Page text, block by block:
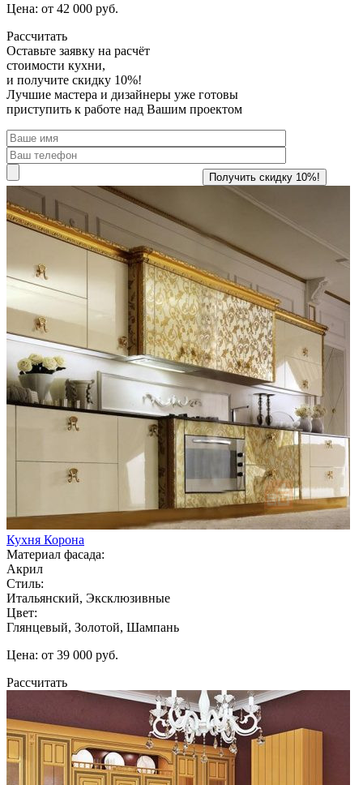
Цена: от 42 000 руб.
Рассчитать
Оставьте заявку на расчёт
стоимости кухни,
и получите скидку 10%!
Лучшие мастера и дизайнеры уже готовы
приступить к работе над Вашим проектом
Кухня Корона
Материал фасада:
Акрил
Стиль:
Итальянский, Эксклюзивные
Цвет:
Глянцевый, Золотой, Шампань
Цена: от 39 000 руб.
Рассчитать